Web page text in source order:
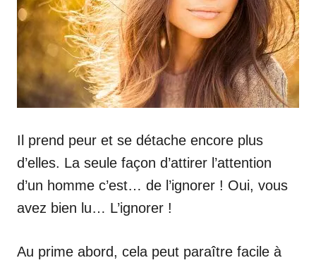
Il prend peur et se détache encore plus
d’elles. La seule façon d’attirer l’attention
d’un homme c’est… de l’ignorer ! Oui, vous
avez bien lu… L’ignorer !
Au prime abord, cela peut paraître facile à